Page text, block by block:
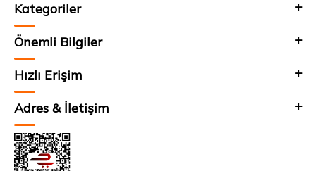
Kategoriler
Önemli Bilgiler
Hızlı Erişim
Adres & İletişim